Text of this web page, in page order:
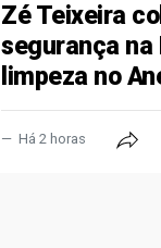
Zé Teixeira
segurança na
limpeza no
Há 2 horas